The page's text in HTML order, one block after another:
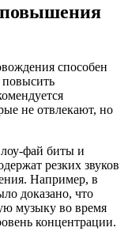
способен
повысить
не отвлекают, но
фай биты и
резких звуков
Например, в
доказано, что
музыку во время
концентрации.